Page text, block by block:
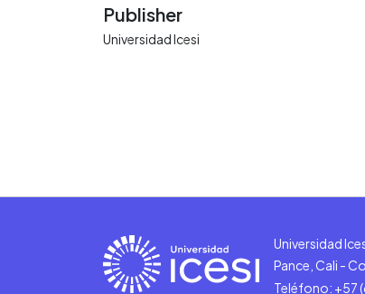
Publisher
Universidad Icesi
Universidad
Pance, Cali -
Teléfono: +57